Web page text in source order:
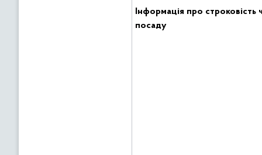
Інформація про строковість
посаду